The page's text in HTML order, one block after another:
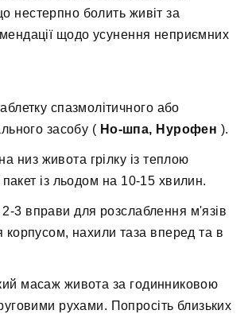
нестерпно болить живіт за
щодо усунення неприємних
спазмолітичного або
засобу ( Но-шпа, Нурофен ).
низ живота грілку із теплою
із льодом на 10-15 хвилин.
3 вправи для розслаблення м'язів
корпусом, нахили таза вперед та в
масаж живота за годинниковою
рухами. Попросіть близьких